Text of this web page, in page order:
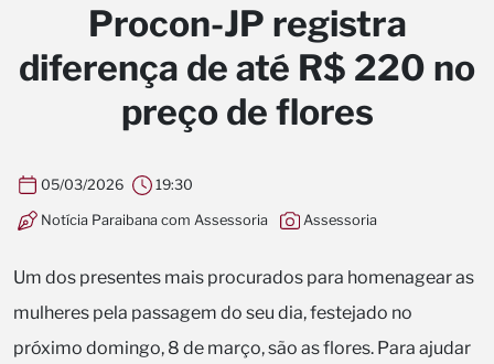
Procon-JP registra
diferença de até R$ 220 no
preço de flores
05/03/2026 19:30
Notícia Paraibana com Assessoria Assessoria
Um dos presentes mais procurados para homenagear as
mulheres pela passagem do seu dia, festejado no
próximo domingo, 8 de março, são as flores. Para ajudar